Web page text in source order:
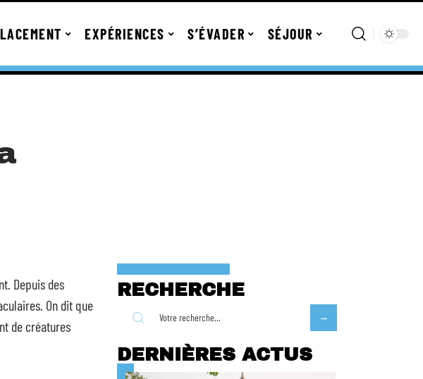
EXPÉRIENCES S’ÉVADER SÉJOUR
Depuis des
On dit que
de créatures
RECHERCHE
DERNIÈRES ACTUS